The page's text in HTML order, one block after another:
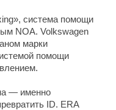
система помощи
NOA. Volkswagen
марки
помощи
— именно
ID. ERA